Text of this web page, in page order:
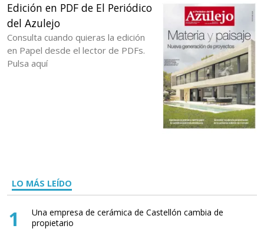
Edición en PDF de El Periódico
del Azulejo
Consulta cuando quieras la edición
en Papel desde el lector de PDFs.
Pulsa aquí
LO MÁS LEÍDO
1
Una empresa de cerámica de Castellón cambia de
propietario